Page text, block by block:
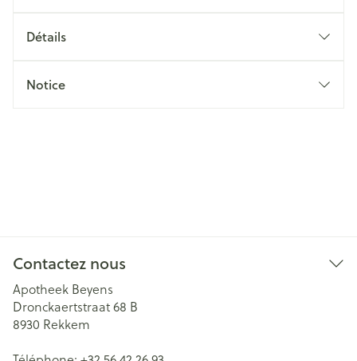
Détails
Notice
Contactez nous
Apotheek Beyens
Dronckaertstraat 68 B
8930 Rekkem